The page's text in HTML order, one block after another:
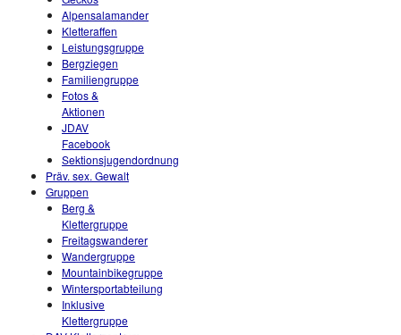
Alpensalamander
Kletteraffen
Leistungsgruppe
Bergziegen
Familiengruppe
Fotos &
Aktionen
JDAV
Facebook
Sektionsjugendordnung
Präv. sex. Gewalt
Gruppen
Berg &
Klettergruppe
Freitagswanderer
Wandergruppe
Mountainbikegruppe
Wintersportabteilung
Inklusive
Klettergruppe